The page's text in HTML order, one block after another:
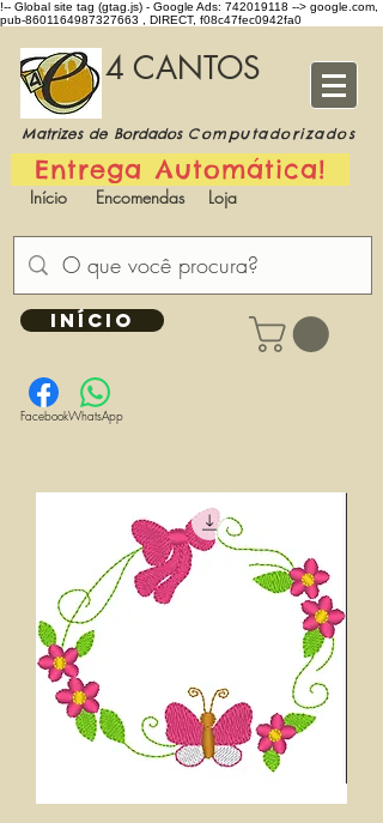
!-- Global site tag (gtag.js) - Google Ads: 742019118 --> google.com,
pub-8601164987327663 , DIRECT, f08c47fec0942fa0
4 CANTOS
Matrizes de Bordados Computadorizados
Entrega Automática!
Início Encomendas Loja
INÍCIO
FacebookWhatsApp